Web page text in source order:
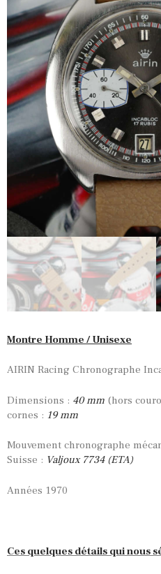
Montre Homme / Unisexe
AIRIN Racing Chronographe
Dimensions : 40 mm (hors
cornes : 19 mm
Mouvement chronographe
Suisse : Valjoux 7734 (ETA)
Années 1970
Ces quelques détails qui nous